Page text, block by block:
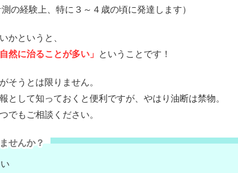
の経験上、特に３～４歳の頃に発達します）
かというと、
然に治ることが多い」 ということです！
そうとは限りません。
として知っておくと便利ですが、やはり油断は禁物。
でもご相談ください。
せんか？